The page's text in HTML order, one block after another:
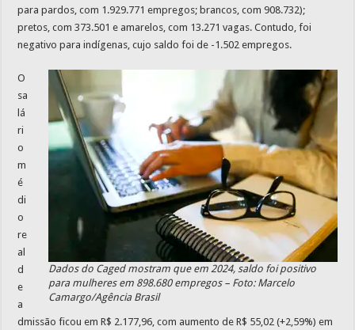
para pardos, com 1.929.771 empregos; brancos, com 908.732);
pretos, com 373.501 e amarelos, com 13.271 vagas. Contudo, foi
negativo para indígenas, cujo saldo foi de -1.502 empregos.
Dados do Caged mostram que em 2024, saldo foi positivo
para mulheres em 898.680 empregos – Foto: Marcelo
Camargo/Agência Brasil
O
sa
lá
ri
o
m
é
di
o
re
al
d
e
a
dmissão ficou em R$ 2.177,96, com aumento de R$ 55,02 (+2,59%) em